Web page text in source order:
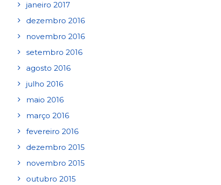
janeiro 2017
dezembro 2016
novembro 2016
setembro 2016
agosto 2016
julho 2016
maio 2016
março 2016
fevereiro 2016
dezembro 2015
novembro 2015
outubro 2015